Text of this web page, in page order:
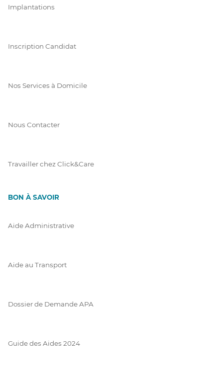
Implantations
Inscription Candidat
Nos Services à Domicile
Nous Contacter
Travailler chez Click&Care
BON À SAVOIR
Aide Administrative
Aide au Transport
Dossier de Demande APA
Guide des Aides 2024